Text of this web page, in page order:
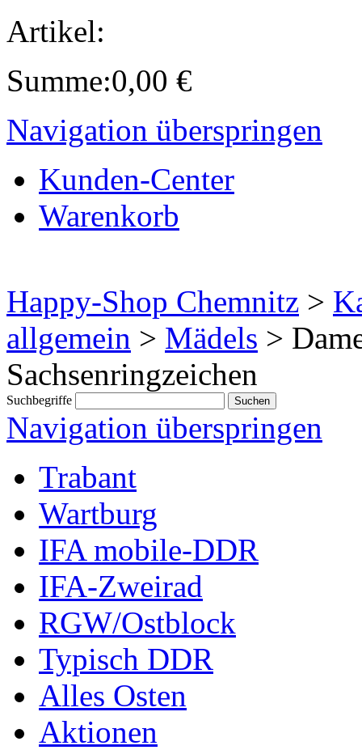
Artikel:
Summe:0,00 €
Navigation überspringen
Kunden-Center
Warenkorb
Happy-Shop Chemnitz >
allgemein > Mädels >
Sachsenringzeichen
Suchbegriffe
Navigation überspringen
Trabant
Wartburg
IFA mobile-DDR
IFA-Zweirad
RGW/Ostblock
Typisch DDR
Alles Osten
Aktionen